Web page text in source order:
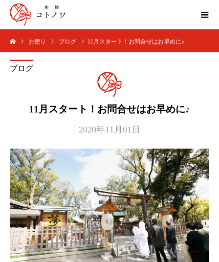
お便り ブログ 11月スタート！お問合せはお早めに♪
ブログ
11月スタート！お問合せはお早めに♪
2020年11月01日